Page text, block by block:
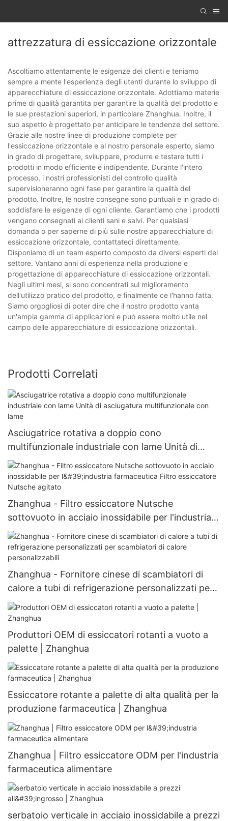
attrezzatura di essiccazione orizzontale
Ascoltiamo attentamente le esigenze dei clienti e teniamo
sempre a mente l'esperienza degli utenti durante lo sviluppo di
apparecchiature di essiccazione orizzontale. Adottiamo materie
prime di qualità garantita per garantire la qualità del prodotto e
le sue prestazioni superiori, in particolare Zhanghua. Inoltre, il
suo aspetto è progettato per anticipare le tendenze del settore.
Grazie alle nostre linee di produzione complete per
l'essiccazione orizzontale e al nostro personale esperto, siamo
in grado di progettare, sviluppare, produrre e testare tutti i
prodotti in modo efficiente e indipendente. Durante l'intero
processo, i nostri professionisti del controllo qualità
supervisioneranno ogni fase per garantire la qualità del
prodotto. Inoltre, le nostre consegne sono puntuali e in grado di
soddisfare le esigenze di ogni cliente. Garantiamo che i prodotti
vengano consegnati ai clienti sani e salvi. Per qualsiasi
domanda o per saperne di più sulle nostre apparecchiature di
essiccazione orizzontale, contattateci direttamente.
Disponiamo di un team esperto composto da diversi esperti del
settore. Vantano anni di esperienza nella produzione e
progettazione di apparecchiature di essiccazione orizzontali.
Negli ultimi mesi, si sono concentrati sul miglioramento
dell'utilizzo pratico del prodotto, e finalmente ce l'hanno fatta.
Siamo orgogliosi di poter dire che il nostro prodotto vanta
un'ampia gamma di applicazioni e può essere molto utile nel
campo delle apparecchiature di essiccazione orizzontali.
Prodotti Correlati
Asciugatrice rotativa a doppio cono
multifunzionale industriale con lame Unità di
asciugatura multifunzionale con lame
Zhanghua - Filtro essiccatore Nutsche
sottovuoto in acciaio inossidabile per l'industria
farmaceutica Filtro essiccatore Nutsche agitato
Zhanghua - Fornitore cinese di scambiatori di
calore a tubi di refrigerazione personalizzati per
scambiatori di calore personalizzabili
Produttori OEM di essiccatori rotanti a vuoto a
palette | Zhanghua
Essiccatore rotante a palette di alta qualità per la
produzione farmaceutica | Zhanghua
Zhanghua | Filtro essiccatore ODM per l'industria
farmaceutica alimentare
serbatoio verticale in acciaio inossidabile a prezzi